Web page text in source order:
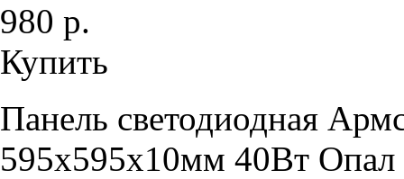
980 р.
Купить
Панель светодиодная
595х595х10мм 40Вт